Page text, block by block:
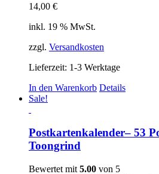
14,00 €
inkl. 19 % MwSt.
zzgl. Versandkosten
Lieferzeit: 1-3 Werktage
In den Warenkorb Details
Sale!
Postkartenkalender– 53
Toongrind
Bewertet mit 5.00 von 5